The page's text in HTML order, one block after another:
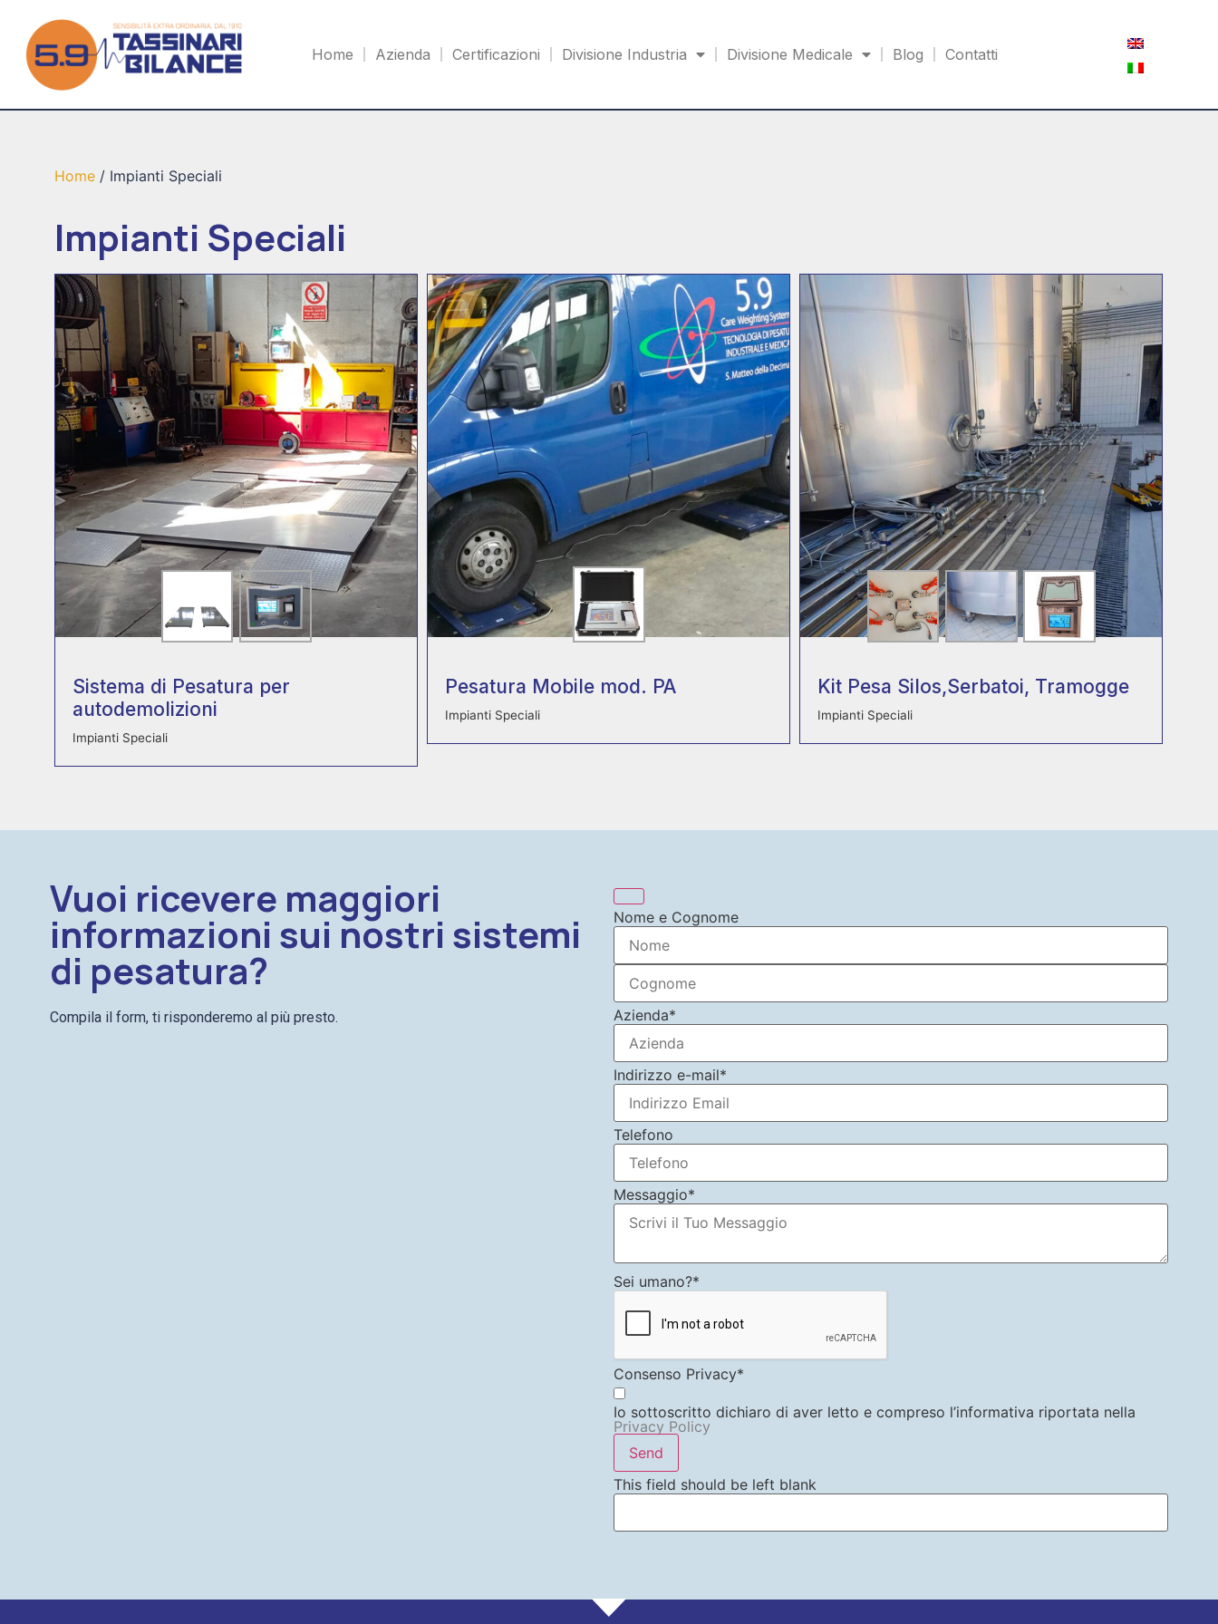
Home Azienda Certificazioni Divisione Industria Divisione Medicale Blog Contatti
Home / Impianti Speciali
Impianti Speciali
Sistema di Pesatura per
autodemolizioni
Impianti Speciali
Pesatura Mobile mod. PA
Impianti Speciali
Kit Pesa Silos,Serbatoi, Tramogge
Impianti Speciali
Vuoi ricevere maggiori
informazioni sui nostri sistemi
di pesatura?
Compila il form, ti risponderemo al più presto.
Nome e Cognome
Azienda*
Indirizzo e-mail*
Telefono
Messaggio*
Sei umano?*
Consenso Privacy*
Io sottoscritto dichiaro di aver letto e compreso l’informativa riportata nella
Privacy Policy
Send
This field should be left blank